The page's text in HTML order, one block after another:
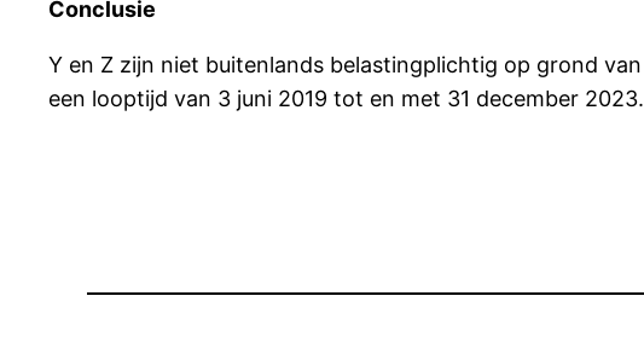
Conclusie
Y en Z zijn niet buitenlands belastingplichtig op grond
een looptijd van 3 juni 2019 tot en met 31 december 2023.